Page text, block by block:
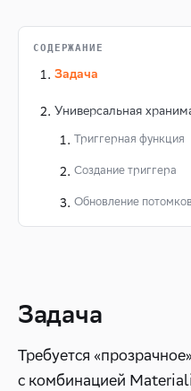
Задача
Требуется
с комбинацией
СОДЕРЖАНИЕ
Задача
Универсальная
Триггерная функция
Создание триггера
Обновление